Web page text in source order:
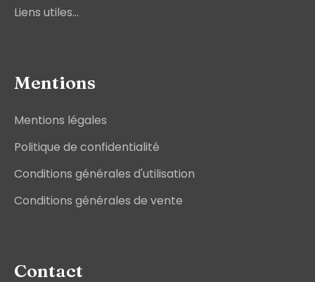
Liens utiles...
Mentions
Mentions légales
Politique de confidentialité
Conditions générales d'utilisation
Conditions générales de vente
Contact